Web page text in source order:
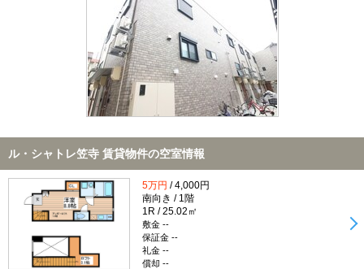
不動産会社から
TOP
ル・シャトレ笠寺 賃貸物件の空室情報
5万円 / 4,000円
南向き / 1階
1R / 25.02㎡
敷金 --
保証金 --
礼金 --
償却 --